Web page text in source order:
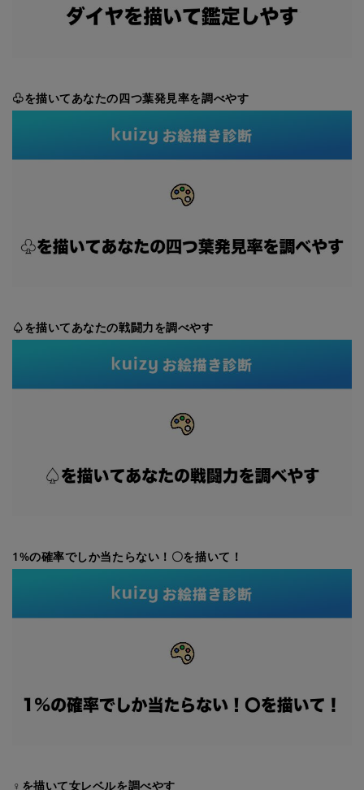
♧を描いてあなたの四つ葉発見率を調べやす
♤を描いてあなたの戦闘力を調べやす
1%の確率でしか当たらない！〇を描いて！
♀を描いて女レベルを調べやす